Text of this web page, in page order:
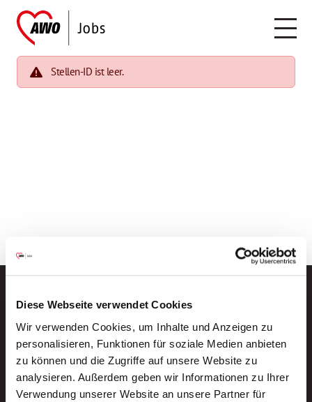
Diese Webseite verwendet Cookies
Wir verwenden Cookies, um Inhalte und Anzeigen zu
personalisieren, Funktionen für soziale Medien anbieten
zu können und die Zugriffe auf unsere Website zu
analysieren. Außerdem geben wir Informationen zu Ihrer
Verwendung unserer Website an unsere Partner für
Stellen-ID ist leer.
Neue Stellen per E-Mail.
Ein kostenloser Service von AWO
Jobs.